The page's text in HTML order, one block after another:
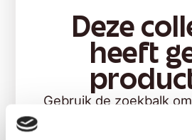
Deze
heeft
Gebruik de zoekbalk